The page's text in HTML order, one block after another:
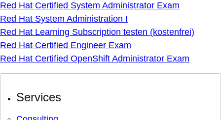
Red Hat Certified System Administrator Exam
Red Hat System Administration I
Red Hat Learning Subscription testen (kostenfrei)
Red Hat Certified Engineer Exam
Red Hat Certified OpenShift Administrator Exam
Services